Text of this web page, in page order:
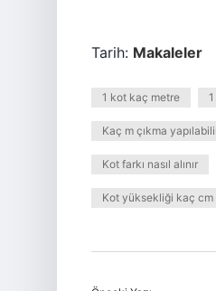
Tarih: Makaleler
1 kot kaç metre
Kaç m çıkma
Kot farkı nasıl alınır
Kot yüksekliği kaç cm